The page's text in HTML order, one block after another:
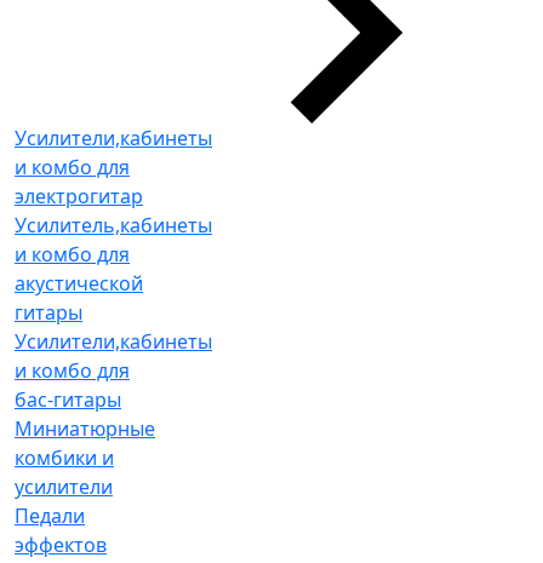
Усилители,кабинеты
и комбо для
электрогитар
Усилитель,кабинеты
и комбо для
акустической
гитары
Усилители,кабинеты
и комбо для
бас-гитары
Миниатюрные
комбики и
усилители
Педали
эффектов